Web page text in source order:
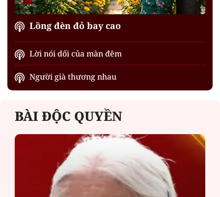
Lồng đèn đỏ bay cao
Lời nói dối của màn đêm
Người già thương nhau
BÀI ĐỘC QUYỀN